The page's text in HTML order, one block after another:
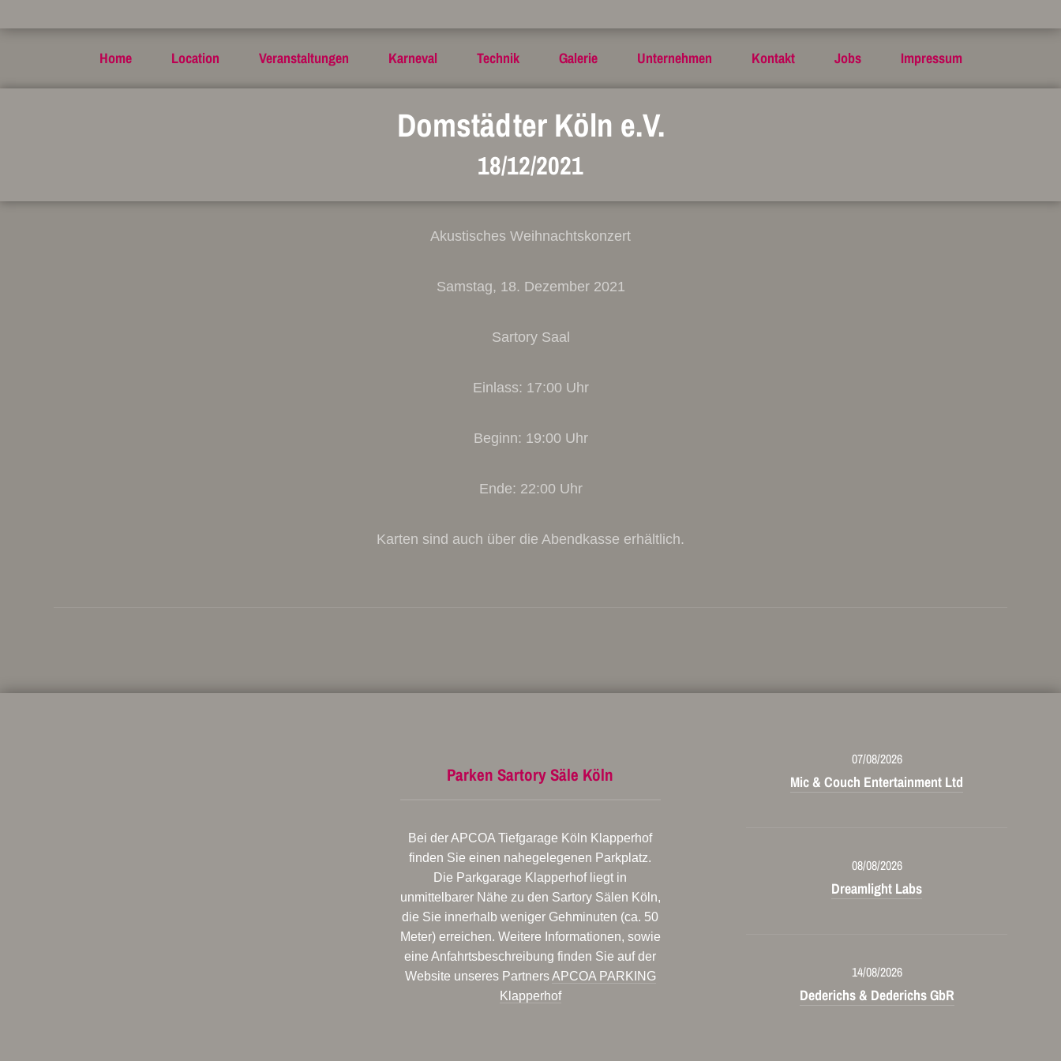
Home Location Veranstaltungen Karneval Technik Galerie Unternehmen Kontakt Jobs Impressum
Domstädter Köln e.V.
18/12/2021
Akustisches Weihnachtskonzert
Samstag, 18. Dezember 2021
Sartory Saal
Einlass: 17:00 Uhr
Beginn: 19:00 Uhr
Ende: 22:00 Uhr
Karten sind auch über die Abendkasse erhältlich.
Parken Sartory Säle Köln
Bei der APCOA Tiefgarage Köln Klapperhof
finden Sie einen nahegelegenen Parkplatz.
Die Parkgarage Klapperhof liegt in
unmittelbarer Nähe zu den Sartory Sälen Köln,
die Sie innerhalb weniger Gehminuten (ca. 50
Meter) erreichen. Weitere Informationen, sowie
eine Anfahrtsbeschreibung finden Sie auf der
Website unseres PartnersAPCOA PARKING
Klapperhof
07/08/2026
Mic & Couch Entertainment Ltd
08/08/2026
Dreamlight Labs
14/08/2026
Dederichs & Dederichs GbR